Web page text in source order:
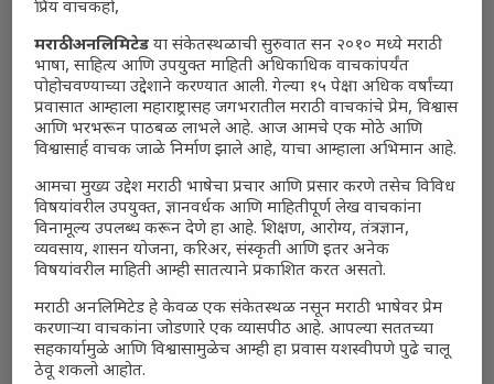
प्रिय वाचकहो,
मराठी अनलिमिटेड या संकेतस्थळाची सुरुवात सन २०१० मध्ये मराठी
भाषा, साहित्य आणि उपयुक्त माहिती अधिकाधिक वाचकांपर्यंत
पोहोचवण्याच्या उद्देशाने करण्यात आली. गेल्या १५ पेक्षा अधिक वर्षांच्या
प्रवासात आम्हाला महाराष्ट्रासह जगभरातील मराठी वाचकांचे प्रेम, विश्वास
आणि भरभरून पाठबळ लाभले आहे. आज आमचे एक मोठे आणि
विश्वासार्ह वाचक जाळे निर्माण झाले आहे, याचा आम्हाला अभिमान आहे.
आमचा मुख्य उद्देश मराठी भाषेचा प्रचार आणि प्रसार करणे तसेच विविध
विषयांवरील उपयुक्त, ज्ञानवर्धक आणि माहितीपूर्ण लेख वाचकांना
विनामूल्य उपलब्ध करून देणे हा आहे. शिक्षण, आरोग्य, तंत्रज्ञान,
व्यवसाय, शासन योजना, करिअर, संस्कृती आणि इतर अनेक
विषयांवरील माहिती आम्ही सातत्याने प्रकाशित करत असतो.
मराठी अनलिमिटेड हे केवळ एक संकेतस्थळ नसून मराठी भाषेवर प्रेम
करणाऱ्या वाचकांना जोडणारे एक व्यासपीठ आहे. आपल्या सततच्या
सहकार्यामुळे आणि विश्वासामुळेच आम्ही हा प्रवास यशस्वीपणे पुढे चालू
ठेवू शकलो आहोत.